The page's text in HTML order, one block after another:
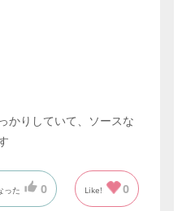
かりしていて、ソースな
った 0 Like! 0